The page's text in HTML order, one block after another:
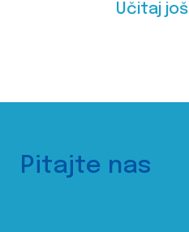
Učitaj još
Pitajte nas